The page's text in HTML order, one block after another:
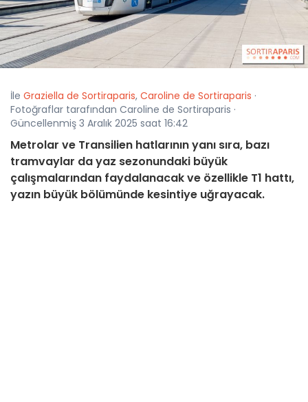
İle Graziella de Sortiraparis, Caroline de Sortiraparis ·
Fotoğraflar tarafından Caroline de Sortiraparis ·
Güncellenmiş 3 Aralık 2025 saat 16:42
Metrolar ve Transilien hatlarının yanı sıra, bazı
tramvaylar da yaz sezonundaki büyük
çalışmalarından faydalanacak ve özellikle T1 hattı,
yazın büyük bölümünde kesintiye uğrayacak.